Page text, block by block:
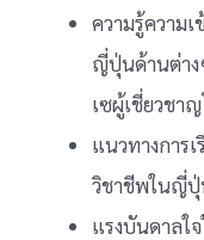
ความรู้ความ
ญี่ปุ่นด้านต่าง
เซผู้เชี่ยวชา
แนวทางการ
วิชาชีพในญี่
แรงบันดาลใ